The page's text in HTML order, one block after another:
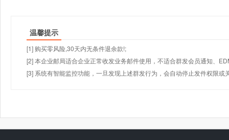
温馨提示
[1] 购买零风险,30天内无条件退余款!;
[2] 本企业邮局适合企业正常收发业务邮件使用，不适合群发会员通知、
[3] 系统有智能监控功能，一旦发现上述群发行为，会自动停止发件权限或